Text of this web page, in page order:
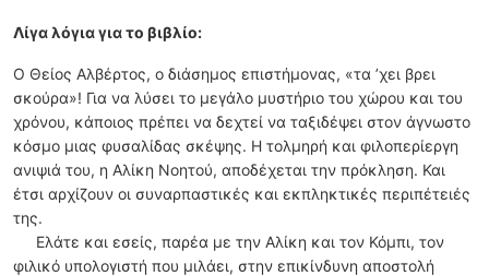
Λίγα λόγια για το βιβλίο:
Ο Θείος Αλβέρτος, ο διάσηµος επιστήµονας, «τα ’χει βρει
σκούρα»! Για να λύσει το µεγάλο µυστήριο του χώρου και του
χρόνου, κάποιος πρέπει να δεχτεί να ταξιδέψει στον άγνωστο
κόσµο µιας φυσαλίδας σκέψης. Η τολµηρή και φιλοπερίεργη
ανιψιά του, η Αλίκη Νοητού, αποδέχεται την πρόκληση. Και
έτσι αρχίζουν οι συναρπαστικές και εκπληκτικές περιπέτειές
της.
Ελάτε και εσείς, παρέα µε την Αλίκη και τον Κόµπι, τον
φιλικό υπολογιστή που µιλάει, στην επικίνδυνη αποστολή